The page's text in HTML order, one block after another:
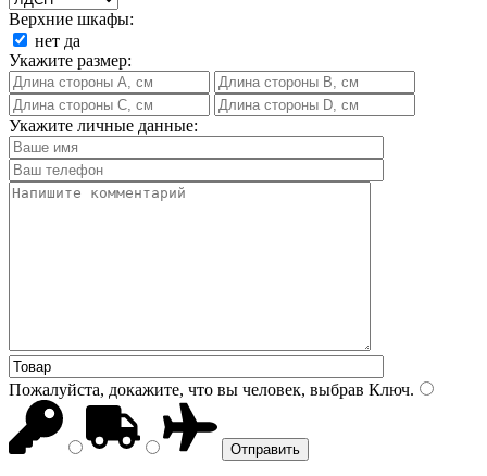
Верхние шкафы:
нет да
Укажите размер:
Укажите личные данные:
Пожалуйста, докажите, что вы человек, выбрав Ключ.